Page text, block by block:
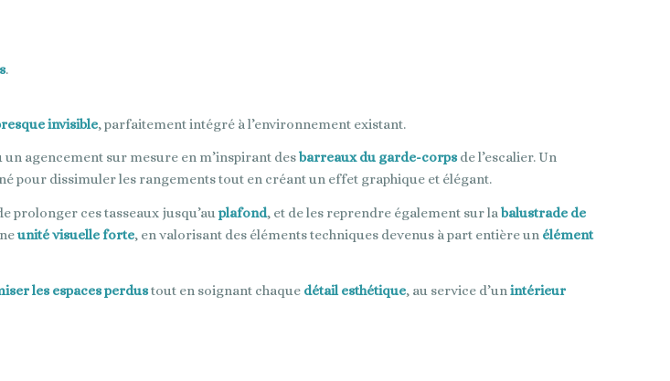
.
invisible, parfaitement intégré à l’environnement existant.
agencement sur mesure en m’inspirant desbarreaux du garde-corpsde l’escalier. Un
pour dissimuler les rangements tout en créant un effet graphique et élégant.
prolonger ces tasseaux jusqu’auplafond, et de les reprendre également sur labalustrade de
unité visuelle forte, en valorisant des éléments techniques devenus à part entière un élément
les espaces perdustout en soignant chaque détail esthétique, au service d’unintérieur